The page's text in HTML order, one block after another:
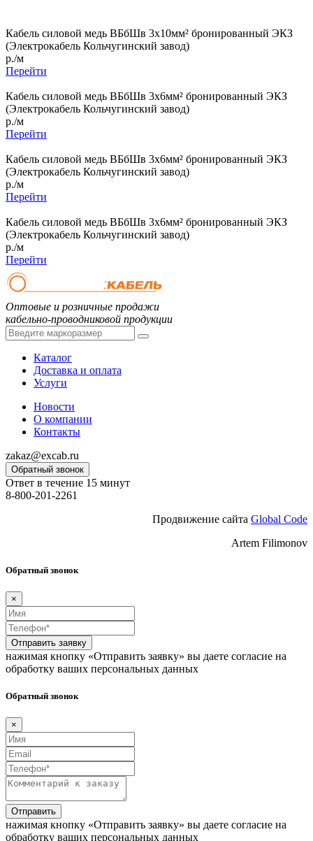
Кабель силовой медь ВБбШв 3x10мм² бронированный ЭКЗ
(Электрокабель Кольчугинский завод)
р./м
Перейти
Кабель силовой медь ВБбШв 3x6мм² бронированный ЭКЗ
(Электрокабель Кольчугинский завод)
р./м
Перейти
Кабель силовой медь ВБбШв 3x6мм² бронированный ЭКЗ
(Электрокабель Кольчугинский завод)
р./м
Перейти
Кабель силовой медь ВБбШв 3x6мм² бронированный ЭКЗ
(Электрокабель Кольчугинский завод)
р./м
Перейти
Оптовые и розничные продажи
кабельно-проводниковой продукции
Каталог
Доставка и оплата
Услуги
Новости
О компании
Контакты
zakaz@excab.ru
Обратный звонок
Ответ в течение 15 минут
8-800-201-2261
Продвижение сайта Global Code
Artem Filimonov
Обратный звонок
×
Отправить заявку
нажимая кнопку «Отправить заявку» вы даете согласие на
обработку ваших персональных данных
Обратный звонок
×
Отправить
нажимая кнопку «Отправить заявку» вы даете согласие на
обработку ваших персональных данных